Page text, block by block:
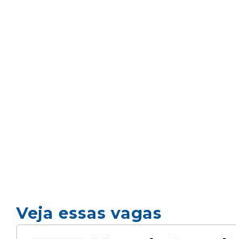
Veja essas vagas